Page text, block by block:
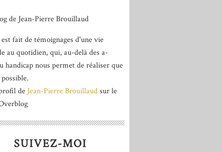
fait de témoignages d'une vie
au quotidien, qui, au-delà des a-
handicap nous permet de réaliser que
de Jean-Pierre Brouillaudsur le
SUIVEZ-MOI